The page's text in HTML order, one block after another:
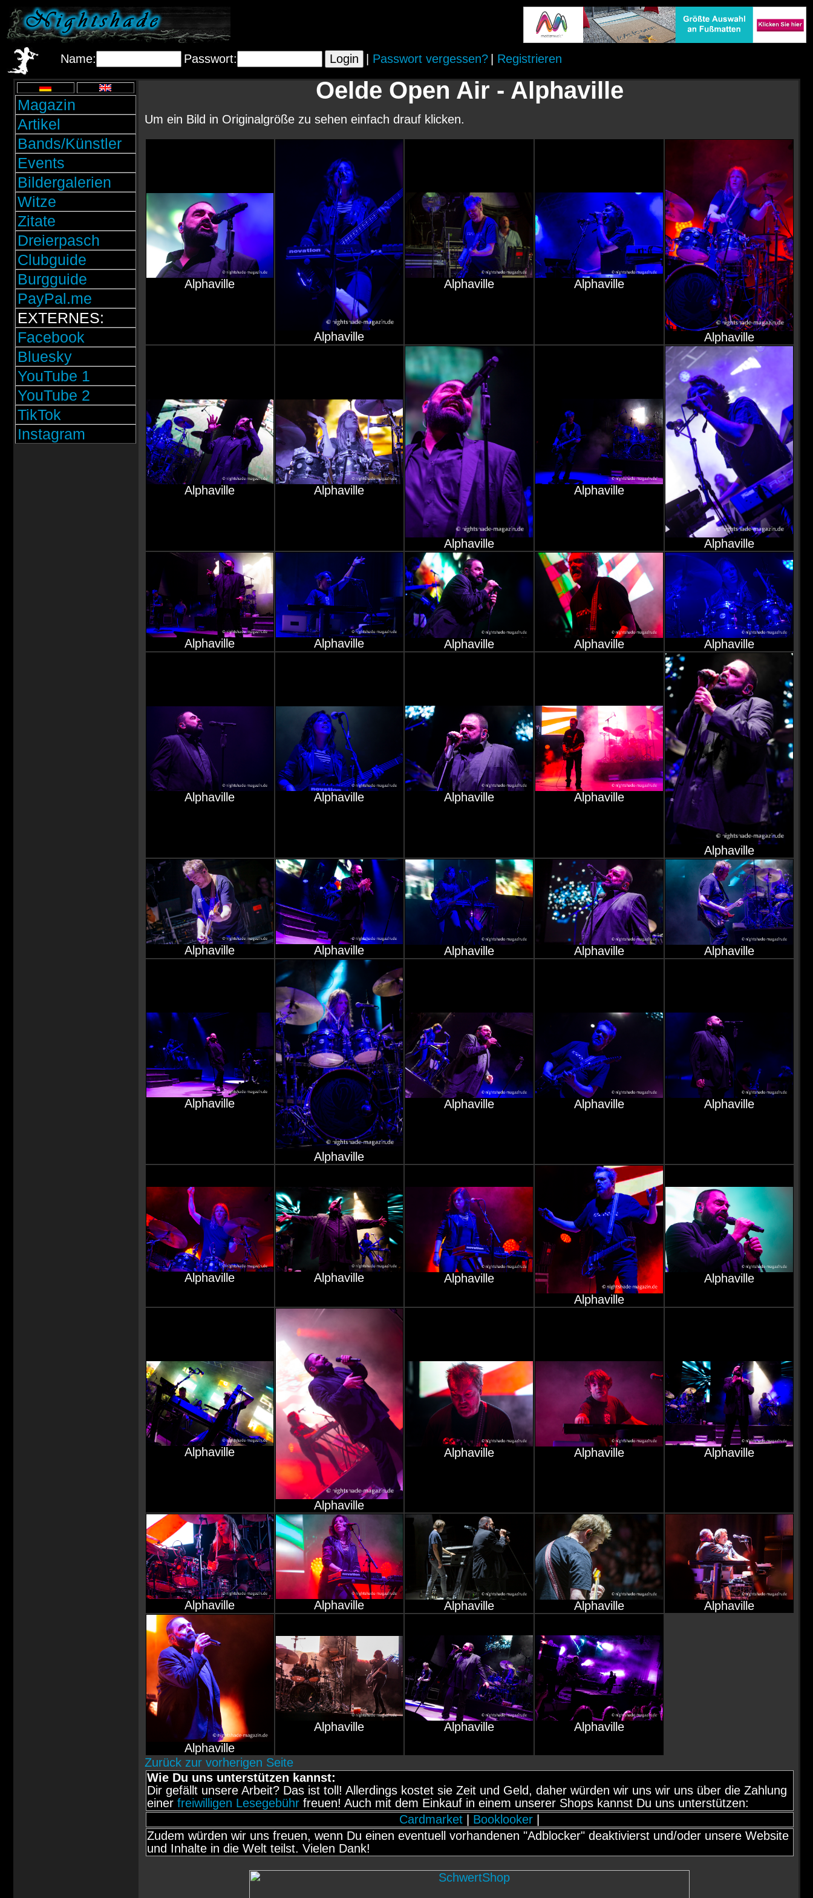
Name: Passwort: Passwort vergessen? Registrieren
Magazin
Artikel
Bands/Künstler
Events
Bildergalerien
Witze
Zitate
Dreierpasch
Clubguide
Burgguide
PayPal.me
EXTERNES:
Facebook
Bluesky
YouTube 1
YouTube 2
TikTok
Instagram
Oelde Open Air - Alphaville
Um ein Bild in Originalgröße zu sehen einfach drauf klicken.
Alphaville
Alphaville
Alphaville Alphaville
Alphaville
Alphaville Alphaville
Alphaville
Alphaville
Alphaville
Alphaville Alphaville Alphaville Alphaville Alphaville
Alphaville Alphaville Alphaville Alphaville
Alphaville
Alphaville Alphaville Alphaville Alphaville Alphaville
Alphaville
Alphaville
Alphaville Alphaville Alphaville
Alphaville Alphaville
Alphaville
Alphaville
Alphaville
Alphaville
Alphaville
Alphaville Alphaville Alphaville
Alphaville Alphaville Alphaville Alphaville Alphaville
Alphaville
Alphaville Alphaville Alphaville
Zurück zur vorherigen Seite
Wie Du uns unterstützen kannst:
Dir gefällt unsere Arbeit? Das ist toll! Allerdings kostet sie Zeit und Geld, daher würden wir uns wir uns über die Zahlung
einer freiwilligen Lesegebührfreuen! Auch mit dem Einkauf in einem unserer Shops kannst Du uns unterstützen:
Cardmarket
Booklooker
Zudem würden wir uns freuen, wenn Du einen eventuell vorhandenen "Adblocker" deaktivierst und/oder unsere Website
und Inhalte in die Welt teilst. Vielen Dank!